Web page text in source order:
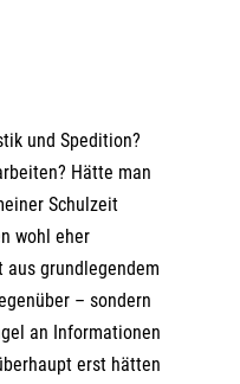
und Spedition?
Hätte man
Schulzeit
wohl eher
grundlegendem
– sondern
an Informationen
erst hätten